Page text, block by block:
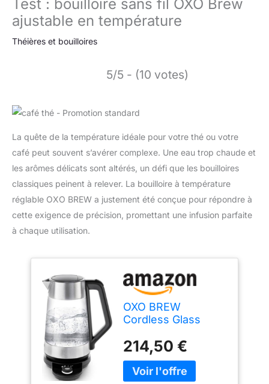
Test : bouilloire sans fil OXO Brew
ajustable en température
Théières et bouilloires
5/5 - (10 votes)
La quête de la température idéale pour votre thé ou votre
café peut souvent s’avérer complexe. Une eau trop chaude et
les arômes délicats sont altérés, un défi que les bouilloires
classiques peinent à relever. La bouilloire à température
réglable OXO BREW a justement été conçue pour répondre à
cette exigence de précision, promettant une infusion parfaite
à chaque utilisation.
OXO BREW
Cordless Glass
Temperature Kettle,
Stainless Steel
214,50 €